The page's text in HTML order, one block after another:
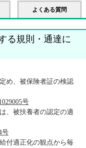
よくある質問
る規則・通達に
め、被保険者証の検認
号
、被扶養者の認定の適
号
付適正化の観点から毎